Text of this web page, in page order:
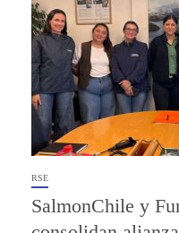
RSE
SalmonChile y